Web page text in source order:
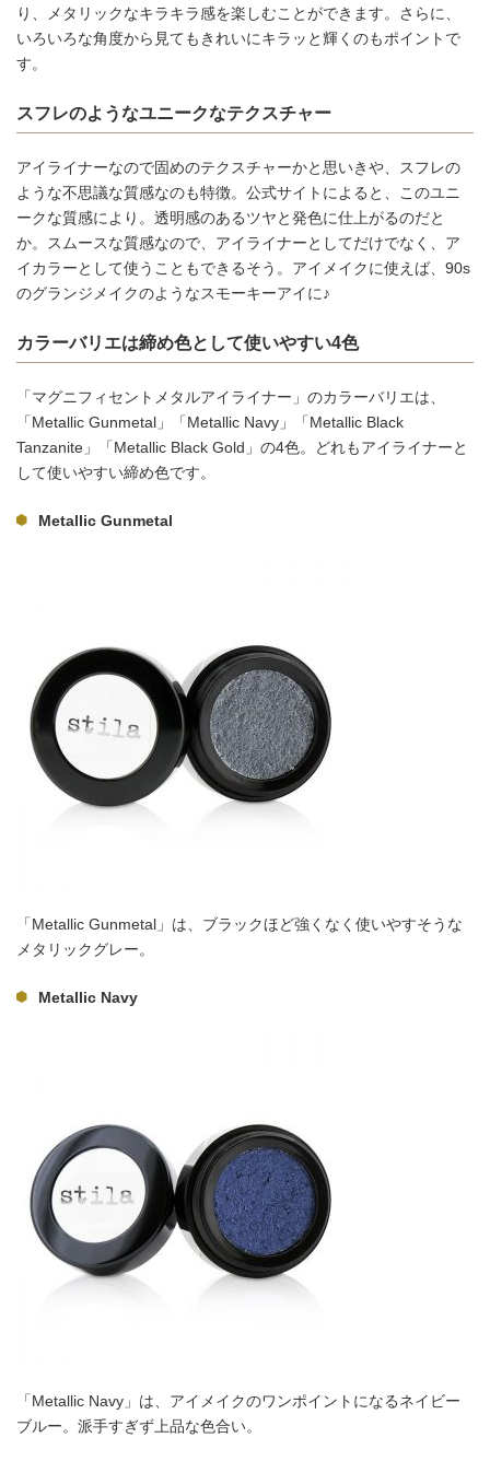
り、メタリックなキラキラ感を楽しむことができます。さらに、
いろいろな角度から見てもきれいにキラッと輝くのもポイントで
す。
スフレのようなユニークなテクスチャー
アイライナーなので固めのテクスチャーかと思いきや、スフレの
ような不思議な質感なのも特徴。公式サイトによると、このユニ
ークな質感により。透明感のあるツヤと発色に仕上がるのだと
か。スムースな質感なので、アイライナーとしてだけでなく、ア
イカラーとして使うこともできるそう。アイメイクに使えば、90s
のグランジメイクのようなスモーキーアイに♪
カラーバリエは締め色として使いやすい4色
「マグニフィセントメタルアイライナー」のカラーバリエは、
「Metallic Gunmetal」「Metallic Navy」「Metallic Black
Tanzanite」「Metallic Black Gold」の4色。どれもアイライナーと
して使いやすい締め色です。
Metallic Gunmetal
「Metallic Gunmetal」は、ブラックほど強くなく使いやすそうな
メタリックグレー。
Metallic Navy
「Metallic Navy」は、アイメイクのワンポイントになるネイビー
ブルー。派手すぎず上品な色合い。